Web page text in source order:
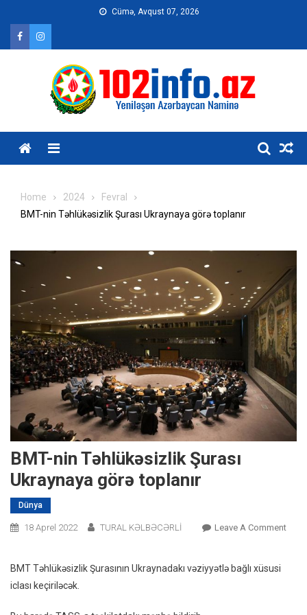
content
Cümə, Avqust 07, 2026
Home 2024
Fevral
BMT-nin Təhlükəsizlik Şurası Ukraynaya görə toplanır
BMT-nin Təhlükəsizlik Şurası
Ukraynaya görə toplanır
Dünya
18 Aprel 2022 TURAL KƏLBƏCƏRLİ Leave A CommentOn
BMT Təhlükəsizlik Şurasının Ukraynadakı vəziyyətlə bağlı xüsusi
iclası keçiriləcək.